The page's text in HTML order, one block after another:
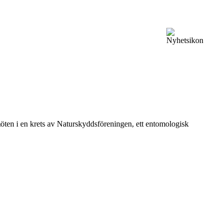
i en krets av Naturskyddsföreningen, ett entomologisk